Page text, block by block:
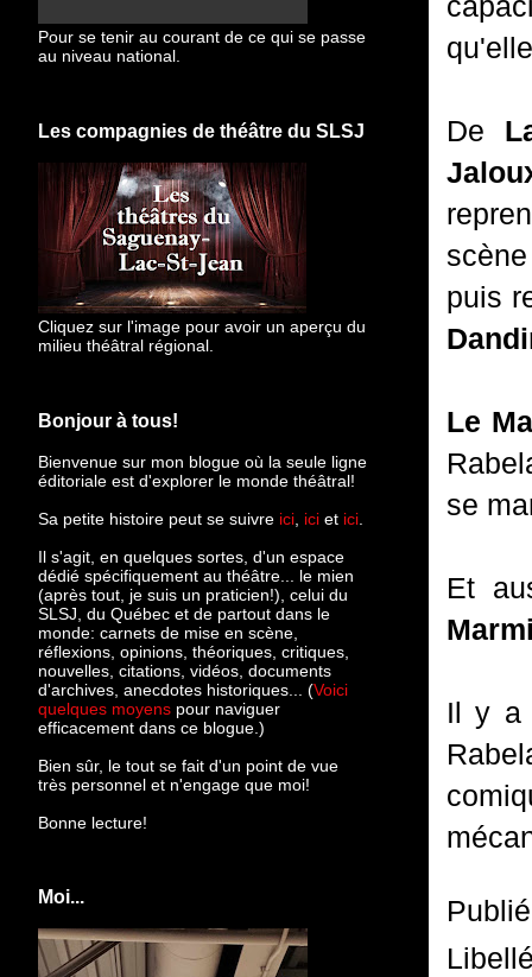
De
puis
Le
se
Et
Il y a
Pour se tenir au courant de ce qui se passe
au niveau national.
Les compagnies de théâtre du SLSJ
Cliquez sur l'image pour avoir un aperçu du
milieu théâtral régional.
Bonjour à tous!
Bienvenue sur mon blogue où la seule ligne
éditoriale est d'explorer le monde théâtral!
Sa petite histoire peut se suivre ici ici et ici
Il s'agit, en quelques sortes, d'un espace
dédié spécifiquement au théâtre... le mien
(après tout, je suis un praticien!), celui du
SLSJ, du Québec et de partout dans le
monde: carnets de mise en scène,
réflexions, opinions, théoriques, critiques,
nouvelles, citations, vidéos, documents
d'archives, anecdotes historiques... (Voici
quelques moyens pour naviguer
efficacement dans ce blogue.)
Bien sûr, le tout se fait d'un point de vue
très personnel et n'engage que moi!
Bonne lecture!
Moi...